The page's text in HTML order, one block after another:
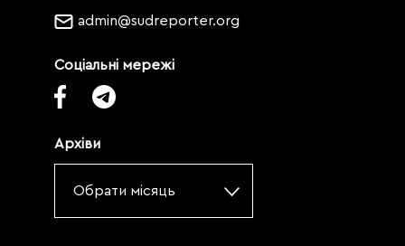
admin@sudreporter.org
Соціальні мережі
Архіви
Обрати місяць